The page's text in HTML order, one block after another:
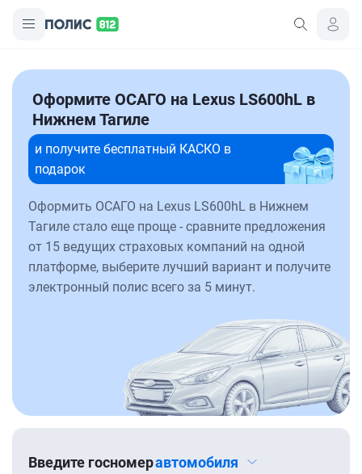
Оформите ОСАГО на Lexus LS600hL в
Нижнем Тагиле
и получите бесплатный КАСКО в
подарок
Оформить ОСАГО на Lexus LS600hL в Нижнем
Тагиле стало еще проще - сравните предложения
от 15 ведущих страховых компаний на одной
платформе, выберите лучший вариант и получите
электронный полис всего за 5 минут.
Введите госномеравтомобиля